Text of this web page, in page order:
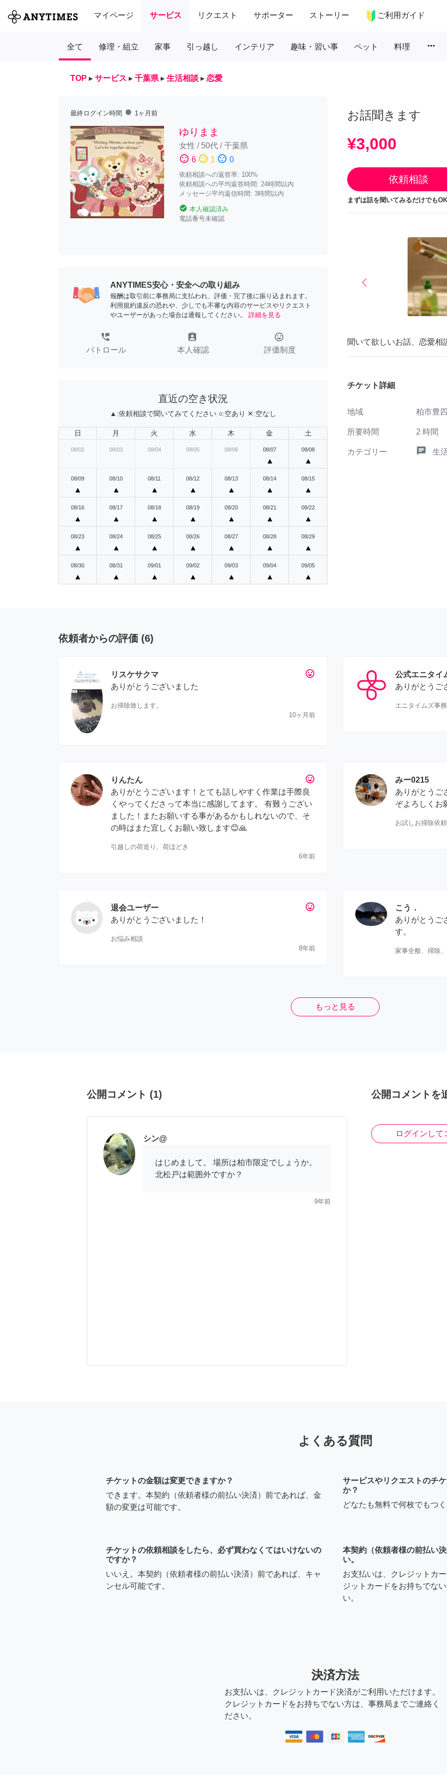
マイページ サービス リクエスト サポーター ストーリー ご利用ガイド
全て 修理・組立 家事 引っ越し インテリア 趣味・習い事 ペット 料理 more_horiz
TOP ▸ サービス ▸ 千葉県 ▸ 生活相談 ▸ 恋愛
最終ログイン時間 fiber_manual_record 1ヶ月前
ゆりまま
女性 / 50代/千葉県
sentiment_satisfied 6 sentiment_neutral 1 sentiment_dissatisfied 0
依頼相談への返答率: 100%
依頼相談への平均返答時間: 24時間以内
メッセージ平均返信時間: 3時間以内
check_circle 本人確認済み
電話番号未確認
ANYTIMES安心・安全への取り組み
報酬は取引前に事務局に支払われ、評価・完了後に振り込まれます。
利用規約違反の恐れや、少しでも不審な内容のサービスやリクエスト
やユーザーがあった場合は通報してください。
詳細を見る
perm_phone_msg
パトロール
assignment_ind
本人確認
tag_faces
評価制度
直近の空き状況
▲:依頼相談で聞いてみてください ○:空あり ✕:空なし
日 月 火 水 木 金 土
08/02 08/03 08/04 08/05 08/06 08/07
▲
08/08
▲
08/09
▲
08/10
▲
08/11
▲
08/12
▲
08/13
▲
08/14
▲
08/15
▲
08/16
▲
08/17
▲
08/18
▲
08/19
▲
08/20
▲
08/21
▲
08/22
▲
08/23
▲
08/24
▲
08/25
▲
08/26
▲
08/27
▲
08/28
▲
08/29
▲
08/30
▲
08/31
▲
09/01
▲
09/02
▲
09/03
▲
09/04
▲
09/05
▲
お話聞きます
¥3,000
依頼相談
まずは話を聞いてみるだけでも
arrow_back_iosPrevious
聞いて欲しいお話、恋愛相
チケット詳細
地域 柏市豊
所要時間 2 時間
カテゴリー chat 生
依頼者からの評価 (6)
tag_faces
リスケサクマ
ありがとうございました
お掃除致します。
10ヶ月前
公式エニタイ
ありがとうご
エニタイムズ事
tag_faces
りんたん
ありがとうございます！とても話しやすく作業は手際良
くやってくださって本当に感謝してます。 有難うござい
ました！またお願いする事があるかもしれないので、そ
の時はまた宜しくお願い致します😊🙏
引越しの荷造り、荷ほどき
6年前
みー0215
ありがとうご
ぞよろしくお
お試しお掃除依頼
tag_faces
退会ユーザー
ありがとうございました！
お悩み相談
8年前
こう．
ありがとうご
す。
家事全般、掃除
もっと見る
公開コメント (1)
シン@
はじめまして。 場所は柏市限定でしょうか。
北松戸は範囲外ですか？
9年前
公開コメントを
ログインして
よくある質問
チケットの金額は変更できますか？
できます。本契約（依頼者様の前払い決済）前であれば、金
額の変更は可能です。
サービスやリクエストのチ
か？
どなたも無料で何枚でもつ
チケットの依頼相談をしたら、必ず買わなくてはいけないの
ですか？
いいえ。本契約（依頼者様の前払い決済）前であれば、キャ
ンセル可能です。
本契約（依頼者様の前払い
い。
お支払いは、クレジットカ
ジットカードをお持ちでな
い。
決済方法
お支払いは、クレジットカード決済がご利用いただけます。
クレジットカードをお持ちでない方は、事務局までご連絡く
ださい。